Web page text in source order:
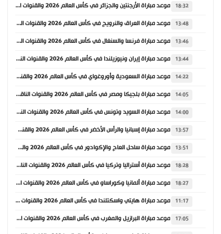
18:32 موعد مباراة الأرجنتين والجزائر في كأس العالم 2026 والقنوات الناقلة
13:48 موعد مباراة العراق والنرويج في كأس العالم 2026 والقنوات الناقلة
13:46 موعد مباراة فرنسا والسنغال في كأس العالم 2026 والقنوات الناقلة
13:44 موعد مباراة إيران ونيوزيلندا في كأس العالم 2026 والقنوات الناقلة
14:22 موعد مباراة السعودية وأوروغواي في كأس العالم 2026 والقنوات الناقلة
14:05 موعد مباراة بلجيكا ومصر في كأس العالم 2026 والقنوات الناقلة
14:00 موعد مباراة السويد وتونس في كأس العالم 2026 والقنوات الناقلة
13:57 موعد مباراة إسبانيا والرأس الأخضر في كأس العالم 2026 والقنوات الناقلة
13:51 موعد مباراة ساحل العاج والإكوادور في كأس العالم 2026 والقنوات الناقلة
18:28 موعد مباراة أستراليا وتركيا في كأس العالم 2026 والقنوات الناقلة
18:27 موعد مباراة ألمانيا وكوراساو في كأس العالم 2026 والقنوات الناقلة
11:17 موعد مباراة هايتي واسكتلندا في كأس العالم 2026 والقنوات الناقلة
17:05 موعد مباراة البرازيل والمغرب في كأس العالم 2026 والقنوات الناقلة